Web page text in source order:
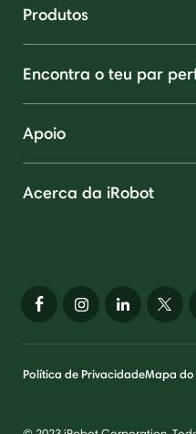
Produtos
Encontra o teu par
Apoio
Acerca da iRobot
Política de PrivacidadeMapa do